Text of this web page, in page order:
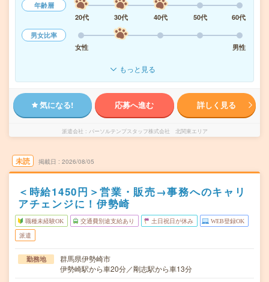
年齢層
20代
30代 40代 50代
60代
男女比率
女性
男性
もっと見る
気になる! 応募へ進む 詳しく見る
派遣会社 パーソルテンプスタッフ株式会社 北関東エリア
未読 掲載日 2026/08/05
＜時給1450円＞営業・販売→事務へのキャリ
アチェンジに！伊勢崎
職種未経験OK 交通費別途支給あり 土日祝日が休み WEB登録OK
派遣
勤務地
群馬県伊勢崎市
伊勢崎駅から車20分／剛志駅から車13分